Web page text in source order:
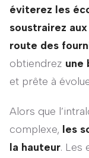
éviterez les
soustrairez
route des
obtiendrez une
et prête à
Alors que
complexe, les
la hauteur. Les